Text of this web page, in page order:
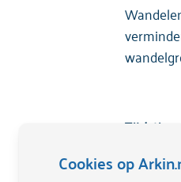
Tijdstip:
Adres:
Cookies op